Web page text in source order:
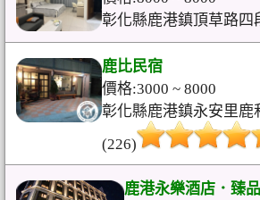
彰化縣鹿港鎮頂草路四
鹿比民宿
價格:3000 ~ 8000
彰化縣鹿港鎮永安里鹿
(226)
鹿港永樂酒店．臻